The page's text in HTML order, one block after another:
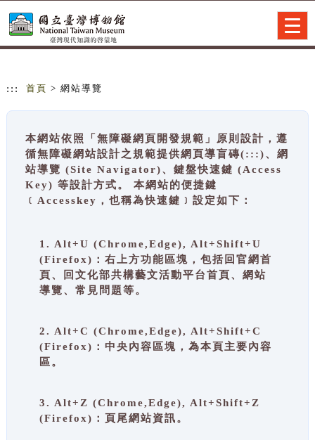
::: 首頁 > 網站導覽
本網站依照「無障礙網頁開發規範」原則設計，遵
循無障礙網站設計之規範提供網頁導盲磚(:::)、網
站導覽 (Site Navigator)、鍵盤快速鍵 (Access
Key) 等設計方式。 本網站的便捷鍵
﹝Accesskey，也稱為快速鍵﹞設定如下：
1. Alt+U (Chrome,Edge), Alt+Shift+U
(Firefox)：右上方功能區塊，包括回官網首
頁、回文化部共構藝文活動平台首頁、網站
導覽、常見問題等。
2. Alt+C (Chrome,Edge), Alt+Shift+C
(Firefox)：中央內容區塊，為本頁主要內容
區。
3. Alt+Z (Chrome,Edge), Alt+Shift+Z
(Firefox)：頁尾網站資訊。